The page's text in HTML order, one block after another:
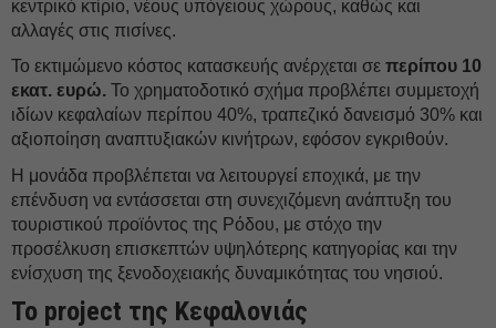
κεντρικό κτίριο, νέους υπόγειους χώρους, καθώς και
αλλαγές στις πισίνες.
Το εκτιμώμενο κόστος κατασκευής ανέρχεται σε περίπου 10
εκατ. ευρώ. Το χρηματοδοτικό σχήμα προβλέπει συμμετοχή
ιδίων κεφαλαίων περίπου 40%, τραπεζικό δανεισμό 30% και
αξιοποίηση αναπτυξιακών κινήτρων, εφόσον εγκριθούν.
Η μονάδα προβλέπεται να λειτουργεί εποχικά, με την
επένδυση να εντάσσεται στη συνεχιζόμενη ανάπτυξη του
τουριστικού προϊόντος της Ρόδου, με στόχο την
προσέλκυση επισκεπτών υψηλότερης κατηγορίας και την
ενίσχυση της ξενοδοχειακής δυναμικότητας του νησιού.
Το project της Κεφαλονιάς